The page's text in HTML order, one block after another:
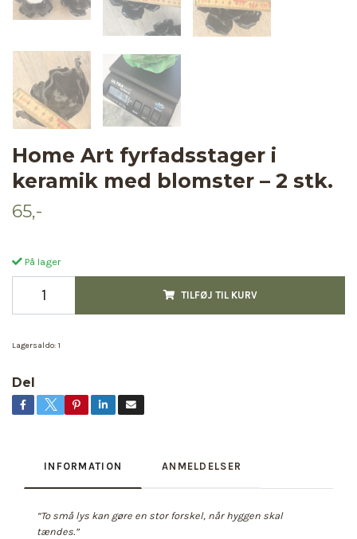
Home Art fyrfadsstager i
keramik med blomster – 2 stk.
65,-
På lager
TILFØJ TIL KURV
Lagersaldo: 1
Del
INFORMATION ANMELDELSER
“To små lys kan gøre en stor forskel, når hyggen skal
tændes.”